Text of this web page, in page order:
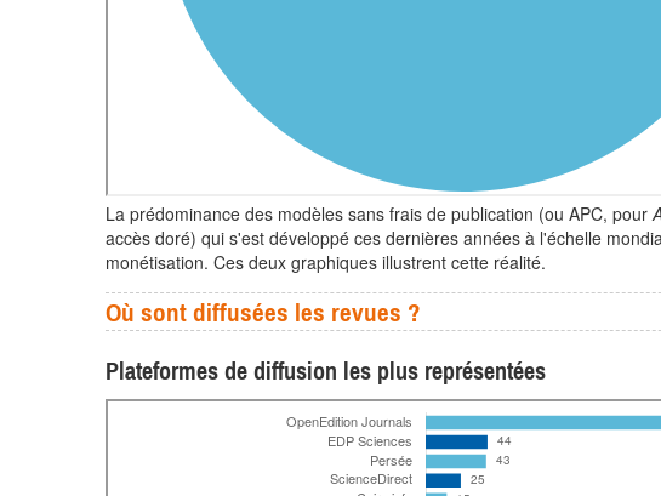
La prédominance des modèles sans frais de publication (ou APC, pour
accès doré) qui s'est développé ces dernières années à l'échelle
monétisation. Ces deux graphiques illustrent cette réalité.
Où sont diffusées les revues ?
Plateformes de diffusion les plus représentées